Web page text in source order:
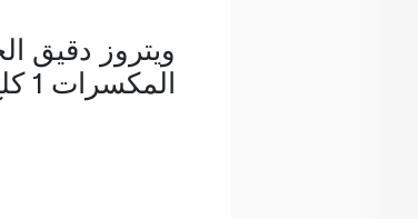
ويتروز دقيق
المكسرات 1 كلغ